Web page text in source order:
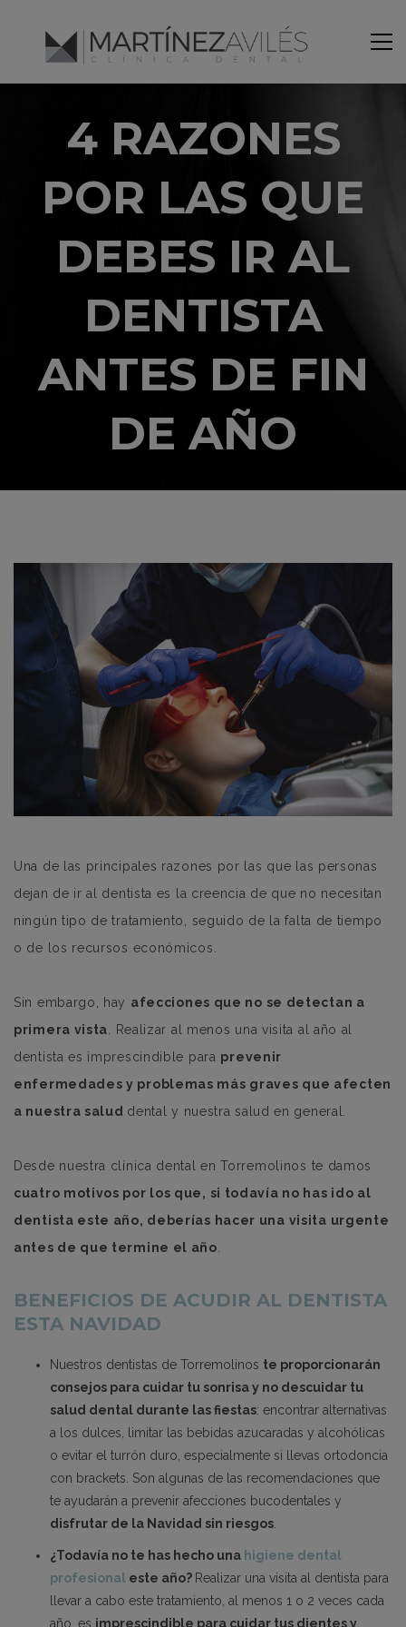
4 RAZONES
POR LAS QUE
DEBES IR AL
DENTISTA
ANTES DE FIN
DE AÑO
Una de las principales razones por las que las personas
dejan de ir al dentista es la creencia de que no necesitan
ningún tipo de tratamiento, seguido de la falta de tiempo
o de los recursos económicos.
Sin embargo, hay afecciones que no se detectan a
primera vista . Realizar al menos una visita al año al
dentista es imprescindible para prevenir
enfermedades y problemas más graves que afecten
a nuestra salud dental y nuestra salud en general.
Desde nuestra clínica dental en Torremolinos te damos
cuatro motivos por los que, si todavía no has ido al
dentista este año, deberías hacer una visita urgente
antes de que termine el año
BENEFICIOS DE ACUDIR AL DENTISTA
ESTA NAVIDAD
Nuestros dentistas de Torremolinos te proporcionarán
consejos para cuidar tu sonrisa y no descuidar tu
salud dental durante las fiestas: encontrar alternativas
a los dulces, limitar las bebidas azucaradas y alcohólicas
o evitar el turrón duro, especialmente si llevas ortodoncia
con brackets. Son algunas de las recomendaciones que
te ayudarán a prevenir afecciones bucodentales y
disfrutar de la Navidad sin riesgos
¿Todavía no te has hecho una higiene dental
profesional este año? Realizar una visita al dentista para
llevar a cabo este tratamiento, al menos 1 o 2 veces cada
año, es imprescindible para cuidar tus dientes y